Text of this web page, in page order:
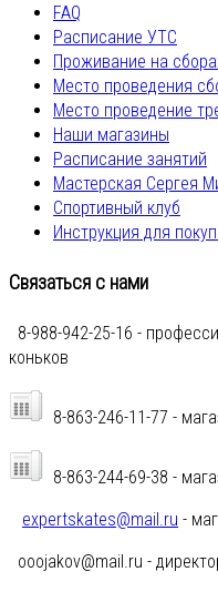
FAQ
Расписание УТС
Проживание на
Место проведения
Место проведение
Наши магазины
Расписание занятий
Мастерская Сергея
Спортивный клуб
Инструкция для
Связаться с нами
8-988-942-25-16 -
коньков
8-863-246-11-77 -
8-863-244-69-38 -
expertskates@mail.ru -
ooojakov@mail.ru -